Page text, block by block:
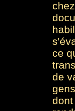
ce
de